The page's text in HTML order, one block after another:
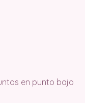
en punto bajo